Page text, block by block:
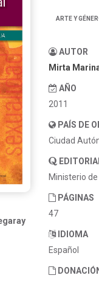
ARTE Y
AUTOR
Mirta
AÑO
2011
PAÍS DE
Ciudad
Ministerio
PÁGINAS
47
IDIOMA
Español